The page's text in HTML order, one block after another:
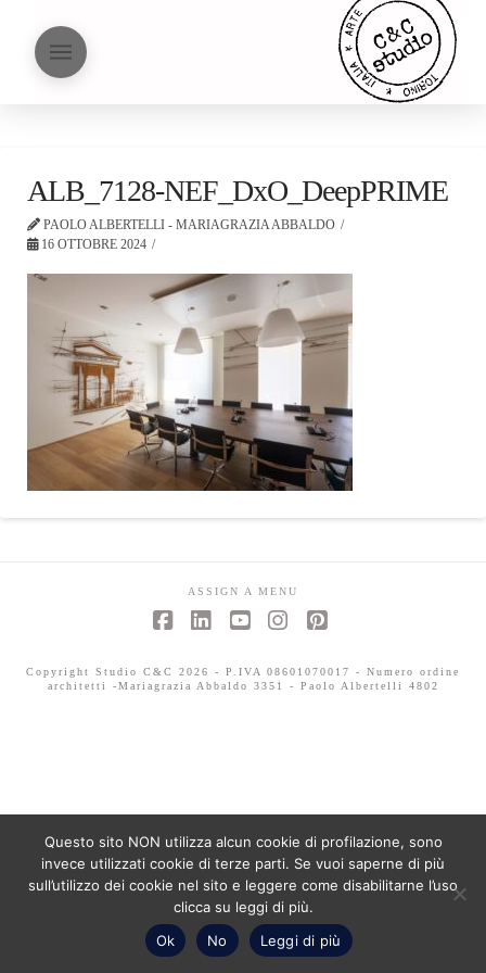
ALB_7128-NEF_DxO_DeepPRIME
PAOLO ALBERTELLI - MARIAGRAZIA ABBALDO
16 OTTOBRE 2024
ASSIGN A MENU
Copyright Studio C&C 2026 - P.IVA 08601070017 - Numero ordine
architetti -Mariagrazia Abbaldo 3351 - Paolo Albertelli 4802
Questo sito NON utilizza alcun cookie di profilazione, sono
invece utilizzati cookie di terze parti. Se vuoi saperne di più
sull’utilizzo dei cookie nel sito e leggere come disabilitarne l’uso
clicca su leggi di più.
Ok
No Leggi di più